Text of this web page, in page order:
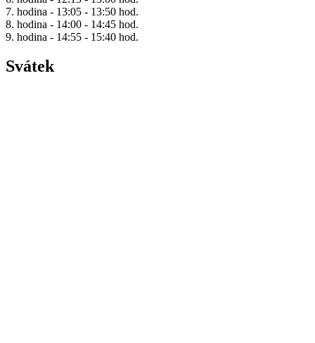
7. hodina - 13:05 - 13:50 hod.
8. hodina - 14:00 - 14:45 hod.
9. hodina - 14:55 - 15:40 hod.
Svátek